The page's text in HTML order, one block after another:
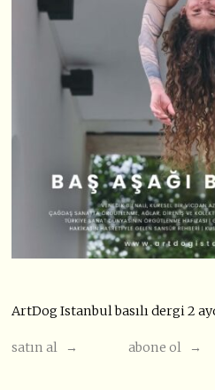
ArtDog Istanbul basılı dergi 2
satın al → abone ol →